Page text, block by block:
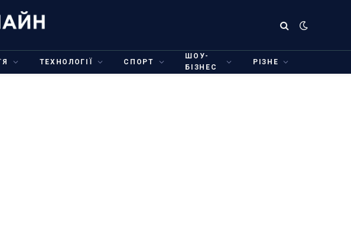
ТЕХНОЛОГІЇ СПОРТ
ШОУ-
БІЗНЕС
РІЗНЕ